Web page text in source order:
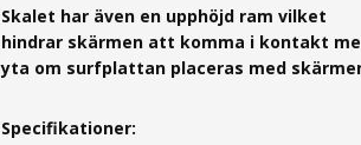
Skalet har även en upphöjd ram vilket
hindrar skärmen att komma i kontakt
yta om surfplattan placeras med
Specifikationer: